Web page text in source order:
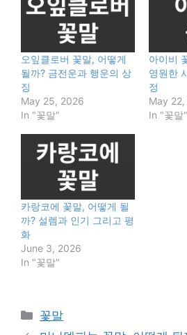
오잎클로버 꽃말, 어떻게
될까? 금전운과 행운의 상
징
May 25, 2026
In "꽃말"
아이비
영원한
정
May
In "꽃말"
카랑코에 꽃말, 어떻게 될
까? 설렘과 인기 그리고 평
화
June 3, 2026
In "꽃말"
Categories
꽃말